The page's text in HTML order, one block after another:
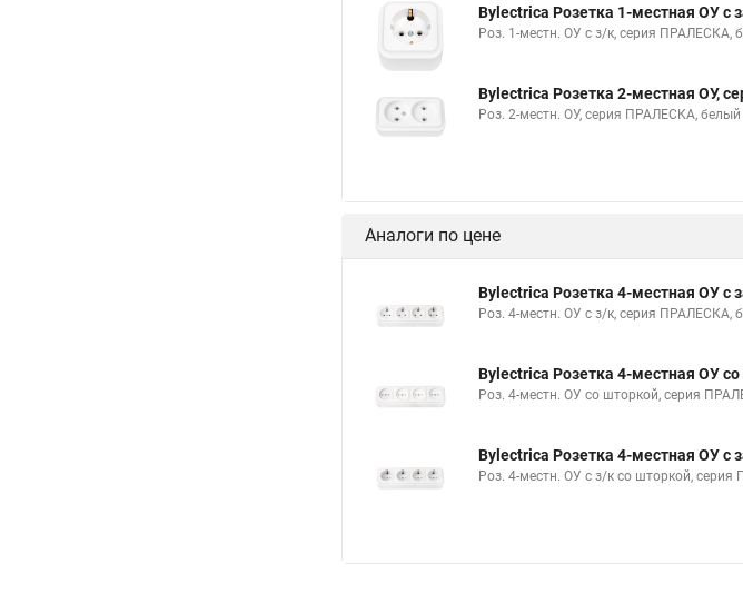
Bylectrica Розетка 1-местная ОУ
Роз. 1-местн. ОУ с з/к, серия ПРАЛЕСКА,
Bylectrica Розетка 2-местная ОУ,
Роз. 2-местн. ОУ, серия ПРАЛЕСКА,
Аналоги по цене
Bylectrica Розетка 4-местная ОУ
Роз. 4-местн. ОУ с з/к, серия ПРАЛЕСКА,
Bylectrica Розетка 4-местная ОУ
Роз. 4-местн. ОУ со шторкой, серия
Bylectrica Розетка 4-местная ОУ
Роз. 4-местн. ОУ с з/к со шторкой,